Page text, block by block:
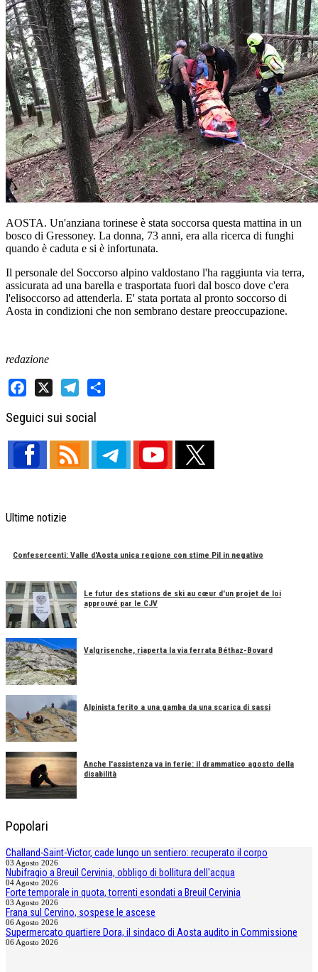
AOSTA. Un'anziana torinese è stata soccorsa questa mattina in un
bosco di Gressoney. La donna, 73 anni, era alla ricerca di funghi
quando è caduta e si è infortunata.
Il personale del Soccorso alpino valdostano l'ha raggiunta via terra,
assicurata ad una barella e trasportata fuori dal bosco dove c'era
l'elisoccorso ad attenderla. E' stata portata al pronto soccorso di
Aosta in condizioni che non sembrano destare preoccupazione.
redazione
Seguici sui social
Ultime notizie
Confesercenti: Valle d'Aosta unica regione con stime Pil in negativo
Le futur des stations de ski au cœur d'un projet de loi
approuvé par le CJV
Valgrisenche, riaperta la via ferrata Béthaz-Bovard
Alpinista ferito a una gamba da una scarica di sassi
Anche l'assistenza va in ferie: il drammatico agosto della
disabilità
Popolari
Challand-Saint-Victor, cade lungo un sentiero: recuperato il corpo
03 Agosto 2026
Nubifragio a Breuil Cervinia, obbligo di bollitura dell'acqua
04 Agosto 2026
Forte temporale in quota, torrenti esondati a Breuil Cervinia
03 Agosto 2026
Frana sul Cervino, sospese le ascese
06 Agosto 2026
Supermercato quartiere Dora, il sindaco di Aosta audito in Commissione
06 Agosto 2026